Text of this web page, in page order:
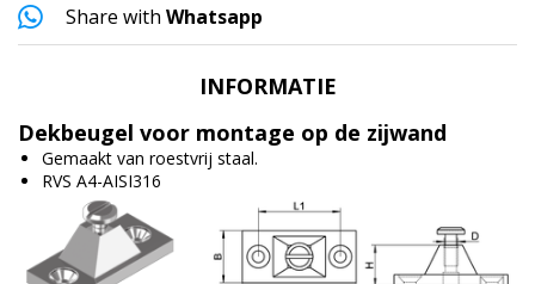
Share with Whatsapp
INFORMATIE
Dekbeugel voor montage op de zijwand
Gemaakt van roestvrij staal.
RVS A4-AISI316